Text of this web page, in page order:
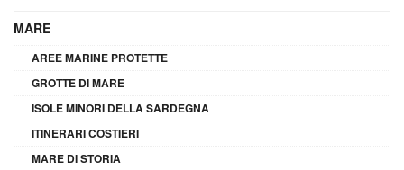
MARE
AREE MARINE PROTETTE
GROTTE DI MARE
ISOLE MINORI DELLA SARDEGNA
ITINERARI COSTIERI
MARE DI STORIA